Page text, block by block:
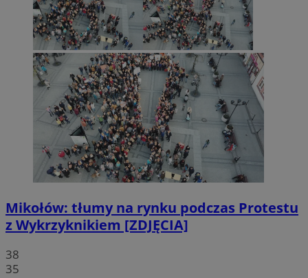
Mikołów: tłumy na rynku podczas Protestu
z Wykrzyknikiem [ZDJĘCIA]
38
35